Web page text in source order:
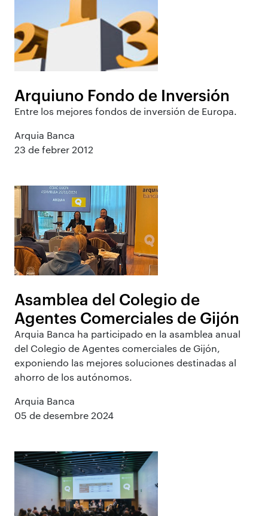
Arquiuno Fondo de Inversión
Entre los mejores fondos de inversión de Europa.
Arquia Banca
23 de febrer 2012
Asamblea del Colegio de
Agentes Comerciales de Gijón
Arquia Banca ha participado en la asamblea anual
del Colegio de Agentes comerciales de Gijón,
exponiendo las mejores soluciones destinadas al
ahorro de los autónomos.
Arquia Banca
05 de desembre 2024